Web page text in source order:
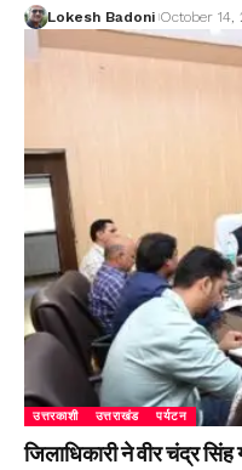
Lokesh Badoni October 14,
उत्तरकाशी उत्तराखंड पर्यटन
जिलाधिकारी ने वीर चंद्र